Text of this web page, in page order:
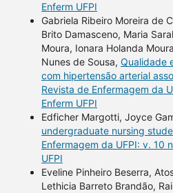
Enferm UFPI
Gabriela Ribeiro Moreira de
Brito Damasceno, Maria
Moura, Ionara Holanda
Nunes de Sousa, Qualidade
com hipertensão arterial
Revista de Enfermagem da
Enferm UFPI
Edficher Margotti, Joyce
undergraduate nursing
Enfermagem da UFPI: v. 10
UFPI
Eveline Pinheiro Beserra,
Lethicia Barreto Brandão,